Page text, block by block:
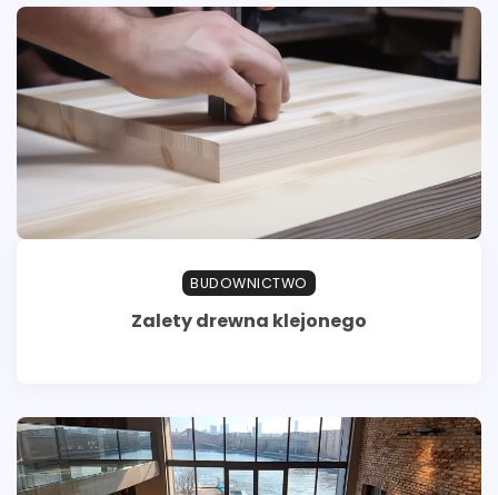
BUDOWNICTWO
Zalety drewna klejonego